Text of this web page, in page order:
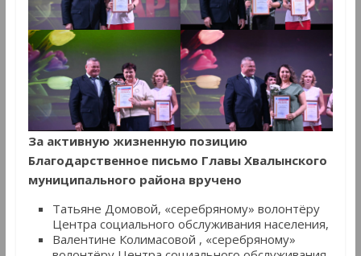
За активную жизненную позицию
Благодарственное письмо Главы Хвалынского
муниципального района вручено
Татьяне Домовой, «серебряному» волонтёру
Центра социального обслуживания населения,
Валентине Колимасовой , «серебряному»